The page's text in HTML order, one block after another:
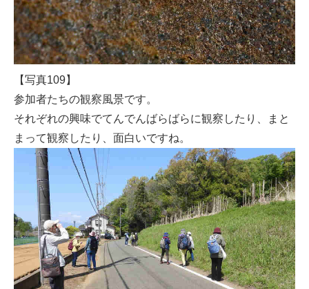
【写真109】
参加者たちの観察風景です。
それぞれの興味でてんでんばらばらに観察したり、まと
まって観察したり、面白いですね。